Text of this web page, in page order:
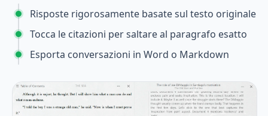
Risposte rigorosamente basate sul testo originale
Tocca le citazioni per saltare al paragrafo esatto
Esporta conversazioni in Word o Markdown